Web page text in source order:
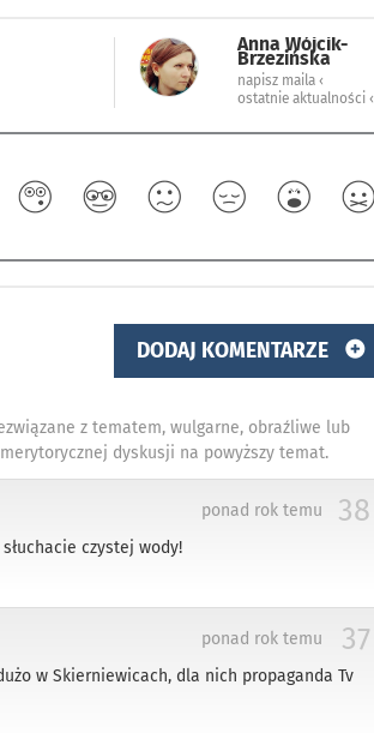
Anna Wójcik-
Brzezińska
napisz maila ‹
ostatnie aktualności ‹
DODAJ KOMENTARZE
z tematem, wulgarne, obraźliwe lub
dyskusji na powyższy temat.
38
ponad rok temu
czystej wody!
37
ponad rok temu
w Skierniewicach, dla nich propaganda Tv